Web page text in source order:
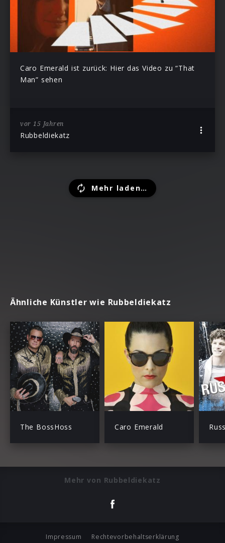
Caro Emerald ist zurück: Hier das Video zu “That
Man” sehen
vor 15 Jahren
Rubbeldiekatz
Mehr laden…
Ähnliche Künstler wie Rubbeldiekatz
The BossHoss Caro Emerald
Mehr von Rubbeldiekatz
Impressum Rechtevorbehaltserklärung